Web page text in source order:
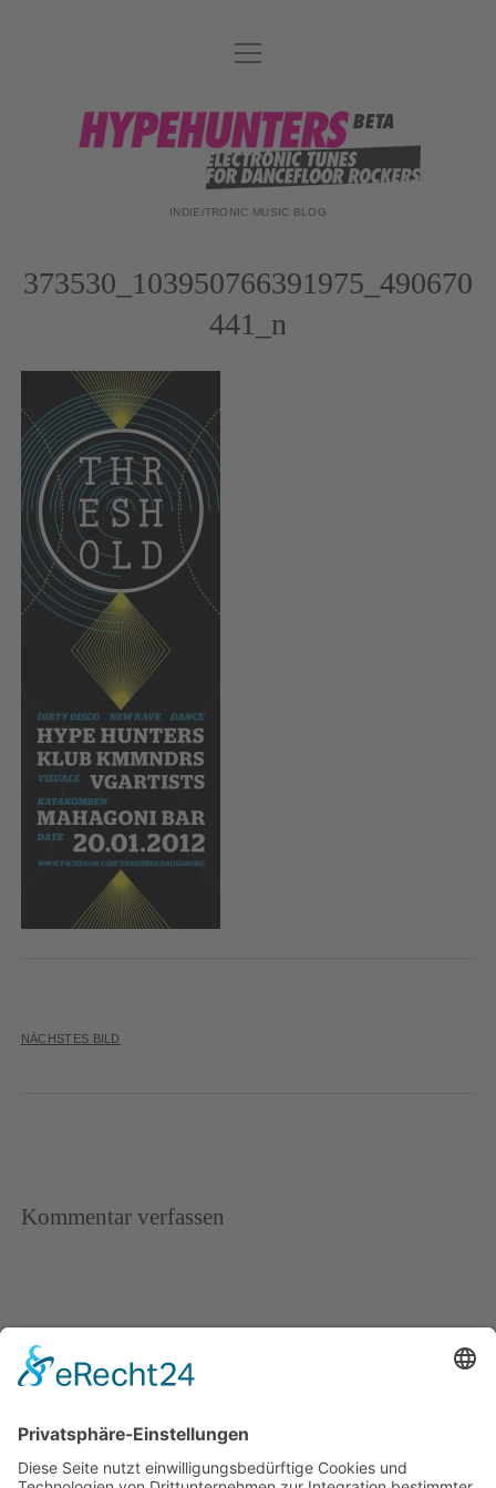
DATENSCHUTZ
DJ-TEAM
ABOUT
Menü
öffnen
hypehunters
INDIE/TRONIC MUSIC BLOG
373530_103950766391975_490670
441_n
NÄCHSTES BILD
Kommentar verfassen